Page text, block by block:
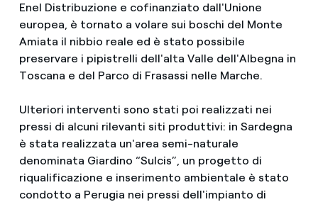
Enel Distribuzione e cofinanziato dall'Unione
europea, è tornato a volare sui boschi del Monte
Amiata il nibbio reale ed è stato possibile
preservare i pipistrelli dell'alta Valle dell'Albegna in
Toscana e del Parco di Frasassi nelle Marche.
Ulteriori interventi sono stati poi realizzati nei
pressi di alcuni rilevanti siti produttivi: in Sardegna
è stata realizzata un'area semi-naturale
denominata Giardino “Sulcis”, un progetto di
riqualificazione e inserimento ambientale è stato
condotto a Perugia nei pressi dell'impianto di